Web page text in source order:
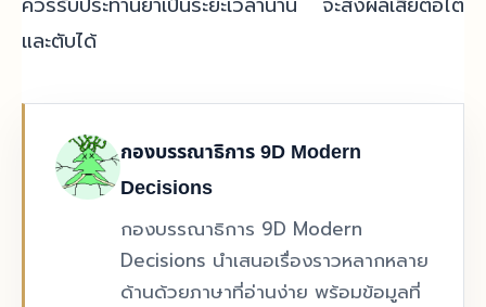
และตับได้
กองบรรณาธิการ 9D Modern
Decisions
กองบรรณาธิการ 9D Modern
Decisions นำเสนอเรื่องราวหลากหลาย
ด้านด้วยภาษาที่อ่านง่าย พร้อมข้อมูลที่